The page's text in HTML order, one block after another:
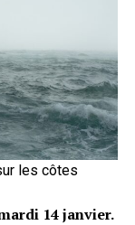
les côtes
14 janvier.